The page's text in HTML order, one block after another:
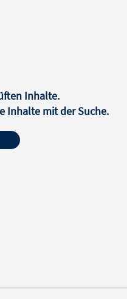
Inhalte.
Inhalte mit der Suche.